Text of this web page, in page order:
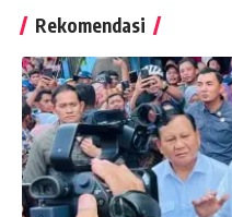
Rekomendasi